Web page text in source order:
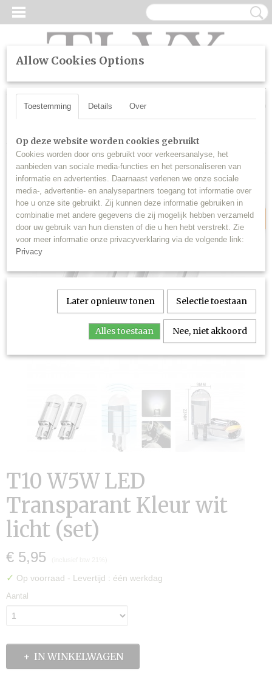
Inloggen Registreren
UW WINKELWAGEN
Home >SALE>T10 W5W LED Transparant Kleur wit licht (set)
Sale
T10 W5W LED
Transparant Kleur wit
licht (set)
€ 5,95
✓ Op voorraad - Levertijd : één werkdag
Aantal
IN WINKELWAGEN
Allow Cookies Options
Toestemming Details Over
Op deze website worden cookies gebruikt
Cookies worden door ons gebruikt voor verkeersanalyse, het
aanbieden van sociale media-functies en het personaliseren van
informatie en advertenties. Daarnaast verlenen we onze sociale
media-, advertentie- en analysepartners toegang tot informatie over
hoe u onze site gebruikt. Zij kunnen deze informatie gebruiken in
combinatie met andere gegevens die zij mogelijk hebben verzameld
door uw gebruik van hun diensten of die u hen hebt verstrekt. Zie
voor meer informatie onze privacyverklaring via de volgende link:
Privacy
Later opnieuw tonen Selectie toestaan
Alles toestaan Nee, niet akkoord